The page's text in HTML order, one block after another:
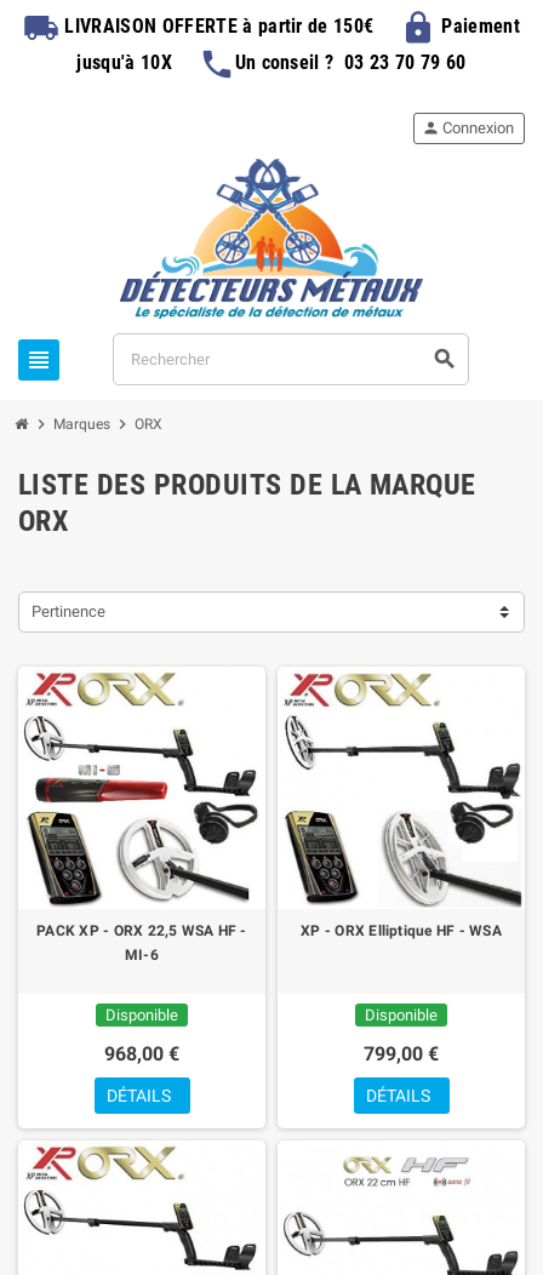
local_shipping LIVRAISON OFFERTEà partir de 150€ lockPaiement
jusqu'à 10X
phoneUn conseil ? 03 23 70 79 60
view_headline search
person Connexion
chevron_right Marques chevron_right ORX
LISTE DES PRODUITS DE LA MARQUE
ORX
Pertinence
PACK XP - ORX 22,5 WSA HF -
MI-6
Disponible
968,00 €
DÉTAILS
XP - ORX Elliptique HF - WSA
Disponible
799,00 €
DÉTAILS